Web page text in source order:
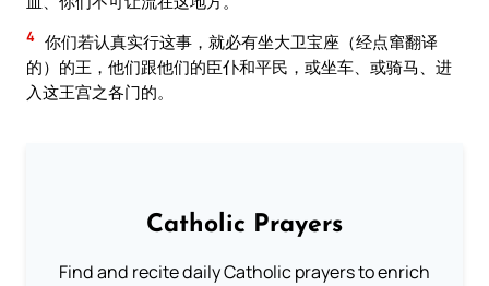
4 你们若认真实行这事，就必有坐大卫宝座（经点窜翻译
的）的王，他们跟他们的臣仆和平民，或坐车、或骑马、进
入这王宫之各门的。
Catholic Prayers
Find and recite daily Catholic prayers to enrich